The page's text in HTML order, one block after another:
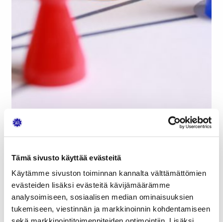
Tämä sivusto käyttää evästeitä
Käytämme sivuston toiminnan kannalta välttämättömien
evästeiden lisäksi evästeitä kävijämäärämme
analysoimiseen, sosiaalisen median ominaisuuksien
tukemiseen, viestinnän ja markkinoinnin kohdentamiseen
Henkilöjäsenet